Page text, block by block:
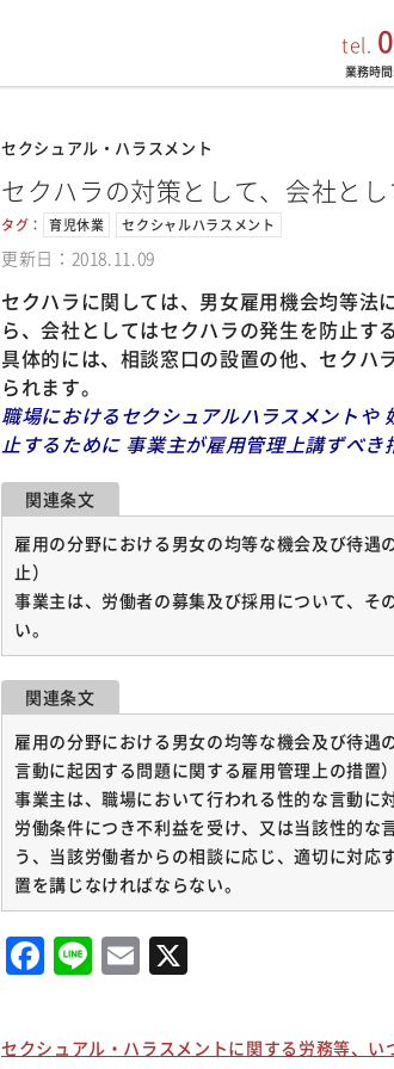
tel.
業務時
セクシュアル・ハラスメント
セクハラの対策として、会社と
タグ： 育児休業 セクシャルハラスメント
更新日：2018.11.09
セクハラに関しては、男女雇用機会均等法
ら、会社としてはセクハラの発生を防止す
具体的には、相談窓口の設置の他、セクハ
られます。
職場におけるセクシュアルハラスメントや
止するために 事業主が雇用管理上講ずべき
関連条文
雇用の分野における男女の均等な機会及び待
止）
事業主は、労働者の募集及び採用について、そ
い。
関連条文
雇用の分野における男女の均等な機会及び待
言動に起因する問題に関する雇用管理上の措置）
事業主は、職場において行われる性的な言動に
労働条件につき不利益を受け、又は当該性的な
う、当該労働者からの相談に応じ、適切に対
置を講じなければならない。
Facebook
LineEmail
セクシュアル・ハラスメントに関する労務等、い